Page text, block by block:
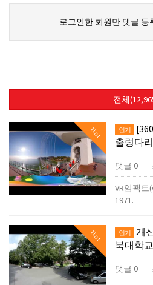
로그인한 회원만 댓글 등
전체
Hot 인기
출렁다
댓글 0
VR임팩트
1971.
Hot 인기
개
북대학
댓글 0